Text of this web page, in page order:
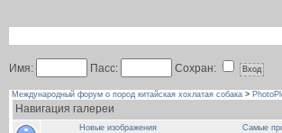
Имя: Пасс: Сохран:
Международный форум о пород китайская хохлатая собака >
Навигация галереи
Новые изображения
Самые